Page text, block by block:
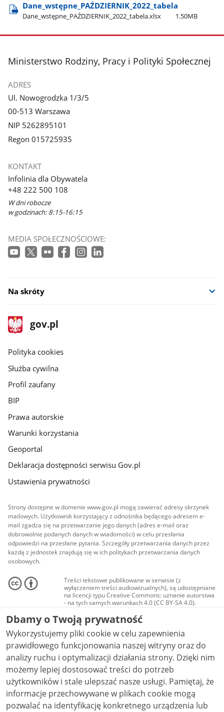
Dane​_wstępne​_PAŹDZIERNIK​_2022​_tabela
Dane​_wstępne​_PAŹDZIERNIK​_2022​_tabela.xlsx 1.50MB
stopka
Ministerstwo Rodziny, Pracy i Polityki Społecznej
ADRES
Ul. Nowogrodzka 1/3/5
00-513 Warszawa
NIP 5262895101
Regon 015725935
KONTAKT
Infolinia dla Obywatela
+48 222 500 108
W dni robocze
w godzinach: 8:15-16:15
MEDIA SPOŁECZNOŚCIOWE:
Na skróty
stopka
gov.pl
Strona
gov.pl
gov.pl
Polityka cookies
Służba cywilna
Profil zaufany
BIP
Prawa autorskie
Warunki korzystania
Geoportal
Deklaracja dostępności serwisu Gov.pl
Ustawienia prywatności
Strony dostępne w domenie www.gov.pl mogą zawierać adresy skrzynek
mailowych. Użytkownik korzystający z odnośnika będącego adresem e-
mail zgadza się na przetwarzanie jego danych (adres e-mail oraz
dobrowolnie podanych danych w wiadomości) w celu przesłania
odpowiedzi na przesłane pytania. Szczegóły przetwarzania danych przez
każdą z jednostek znajdują się w ich politykach przetwarzania danych
osobowych.
Treści tekstowe publikowane w serwisie (z
wyłączeniem treści audiowizualnych), są udostępniane
na licencji typu Creative Commons: uznanie autorstwa
- na tych samych warunkach 4.0 (CC BY-SA 4.0).
Materiały audiowizualne, w tym zdjęcia, materiały
audio i wideo, są udostępniane na licencji typu
Creative Commons: uznanie autorstwa użycie
niekomercyjne - bez utworów zależnych 4.0 (CC BY-
NC-ND 4.0), o ile nie jest to stwierdzone inaczej.
Dbamy o Twoją prywatność
Wykorzystujemy pliki cookie w celu zapewnienia
prawidłowego funkcjonowania naszej witryny oraz do
analizy ruchu i optymalizacji działania strony. Dzięki nim
możemy lepiej dostosować treści do potrzeb
użytkowników i stale ulepszać nasze usługi. Pamiętaj, że
informacje przechowywane w plikach cookie mogą
pozwalać na identyfikację konkretnego urządzenia lub